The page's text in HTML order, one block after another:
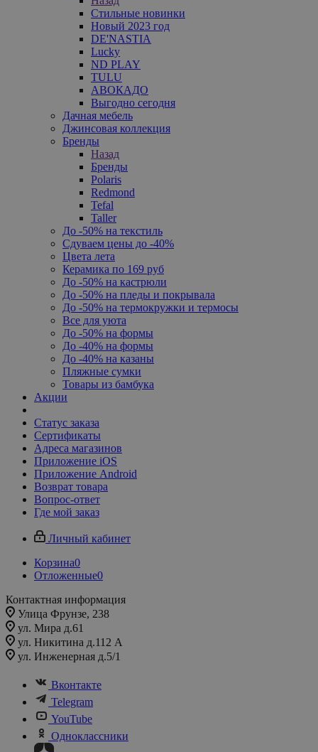
Стильные новинки
Новый 2023 год
DE'NASTIA
Lucky
ND PLAY
TULU
АВОКАДО
Выгодно сегодня
Дачная мебель
Джинсовая коллекция
Бренды
Назад
Бренды
Polaris
Redmond
Tefal
Taller
До -50% на текстиль
Сдуваем цены до -40%
Цвета лета
Керамика по 169 руб
До -50% на кастрюли
До -50% на пледы и покрывала
До -50% на термокружки и термосы
Все для уюта
До -50% на формы
До -40% на формы
До -40% на казаны
Пляжные сумки
Товары из бамбука
Акции
Статус заказа
Сертификаты
Адреса магазинов
Приложение iOS
Приложение Android
Возврат товара
Вопрос-ответ
Где мой заказ
Личный кабинет
Корзина0
Отложенные0
Контактная информация
Улица Фрунзе, 238​
ул. Мира д.61
ул. Никитина д.112 А
ул. Инженерная д.5/1
Вконтакте
Telegram
YouTube
Одноклассники